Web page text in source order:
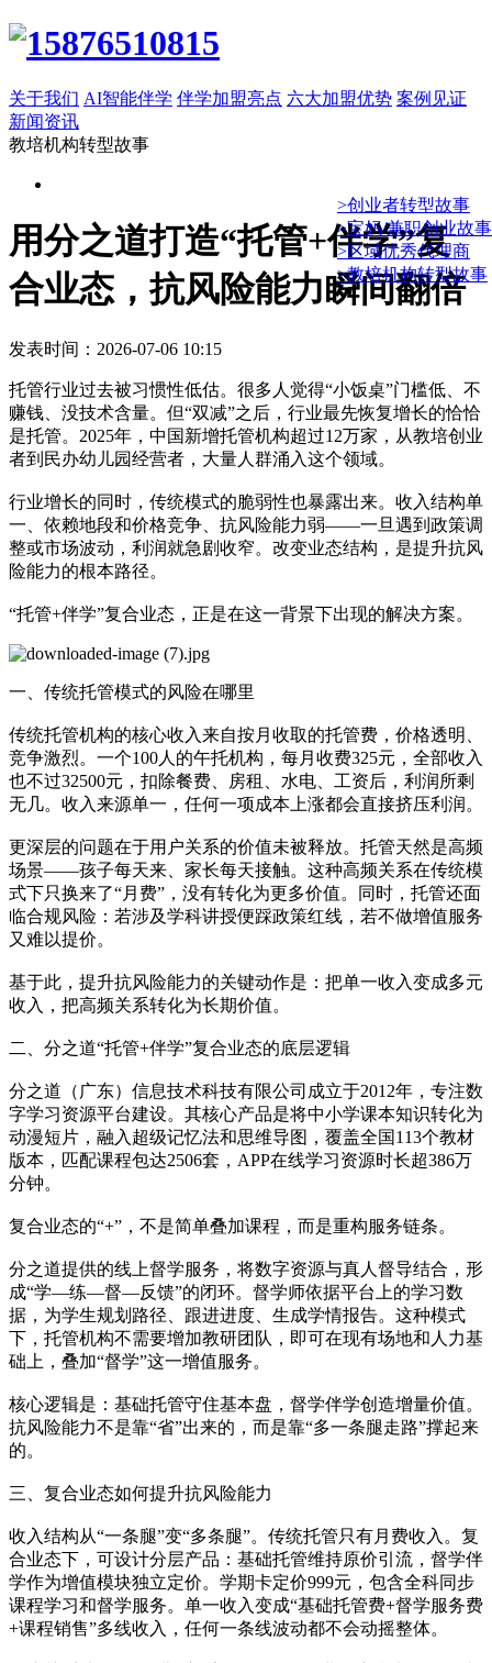
关于我们 AI智能伴学 伴学加盟亮点 六大加盟优势 案例见证
新闻资讯
教培机构转型故事
>创业者转型故事
>宝妈/兼职创业故事
>区域优秀代理商
>教培机构转型故事
用分之道打造“托管+伴学”复
合业态，抗风险能力瞬间翻倍
发表时间：2026-07-06 10:15
托管行业过去被习惯性低估。很多人觉得“小饭桌”门槛低、不
赚钱、没技术含量。但“双减”之后，行业最先恢复增长的恰恰
是托管。2025年，中国新增托管机构超过12万家，从教培创业
者到民办幼儿园经营者，大量人群涌入这个领域。
行业增长的同时，传统模式的脆弱性也暴露出来。收入结构单
一、依赖地段和价格竞争、抗风险能力弱——一旦遇到政策调
整或市场波动，利润就急剧收窄。改变业态结构，是提升抗风
险能力的根本路径。
“托管+伴学”复合业态，正是在这一背景下出现的解决方案。
一、传统托管模式的风险在哪里
传统托管机构的核心收入来自按月收取的托管费，价格透明、
竞争激烈。一个100人的午托机构，每月收费325元，全部收入
也不过32500元，扣除餐费、房租、水电、工资后，利润所剩
无几。收入来源单一，任何一项成本上涨都会直接挤压利润。
更深层的问题在于用户关系的价值未被释放。托管天然是高频
场景——孩子每天来、家长每天接触。这种高频关系在传统模
式下只换来了“月费”，没有转化为更多价值。同时，托管还面
临合规风险：若涉及学科讲授便踩政策红线，若不做增值服务
又难以提价。
基于此，提升抗风险能力的关键动作是：把单一收入变成多元
收入，把高频关系转化为长期价值。
二、分之道“托管+伴学”复合业态的底层逻辑
分之道（广东）信息技术科技有限公司成立于2012年，专注数
字学习资源平台建设。其核心产品是将中小学课本知识转化为
动漫短片，融入超级记忆法和思维导图，覆盖全国113个教材
版本，匹配课程包达2506套，APP在线学习资源时长超386万
分钟。
复合业态的“+”，不是简单叠加课程，而是重构服务链条。
分之道提供的线上督学服务，将数字资源与真人督导结合，形
成“学—练—督—反馈”的闭环。督学师依据平台上的学习数
据，为学生规划路径、跟进进度、生成学情报告。这种模式
下，托管机构不需要增加教研团队，即可在现有场地和人力基
础上，叠加“督学”这一增值服务。
核心逻辑是：基础托管守住基本盘，督学伴学创造增量价值。
抗风险能力不是靠“省”出来的，而是靠“多一条腿走路”撑起来
的。
三、复合业态如何提升抗风险能力
收入结构从“一条腿”变“多条腿”。传统托管只有月费收入。复
合业态下，可设计分层产品：基础托管维持原价引流，督学伴
学作为增值模块独立定价。学期卡定价999元，包含全科同步
课程学习和督学服务。单一收入变成“基础托管费+督学服务费
+课程销售”多线收入，任何一条线波动都不会动摇整体。